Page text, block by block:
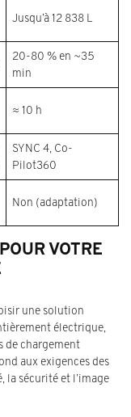
Jusqu’à 12 838 L
20-80 % en ~35
min
≈ 10 h
SYNC 4, Co-
Pilot360
Non (adaptation)
VOTRE
une solution
électrique,
de chargement
aux exigences des
sécurité et l’image